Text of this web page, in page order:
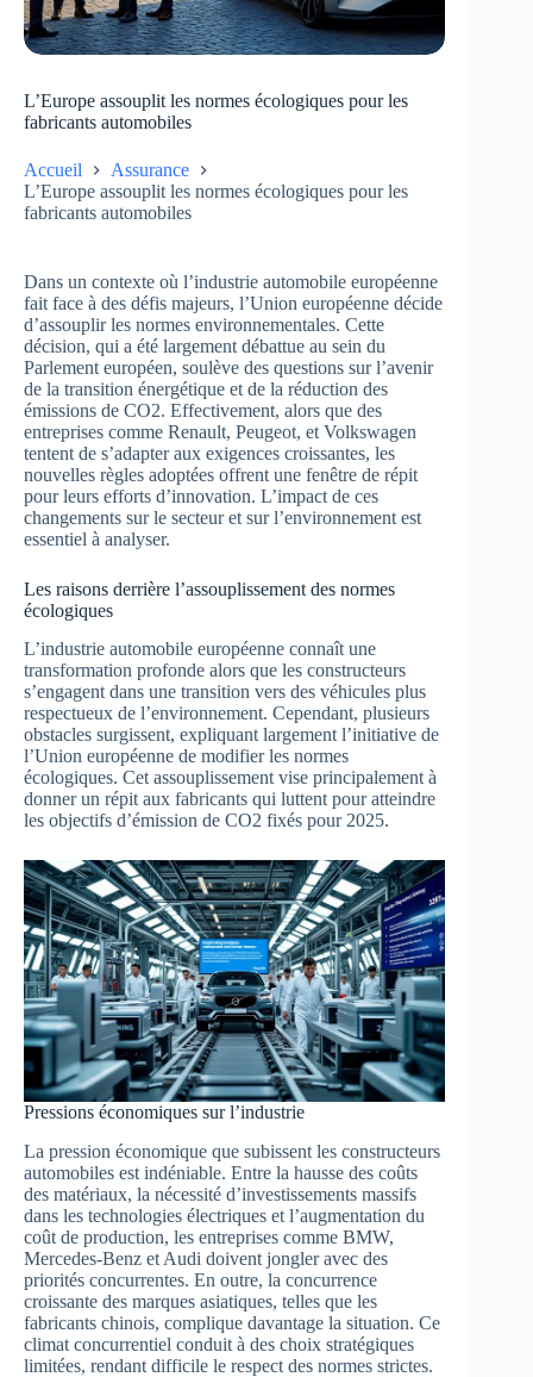
L’Europe assouplit les normes écologiques pour les
fabricants automobiles
Accueil
Assurance
L’Europe assouplit les normes écologiques pour les
fabricants automobiles
Dans un contexte où l’industrie automobile européenne
fait face à des défis majeurs, l’Union européenne décide
d’assouplir les normes environnementales. Cette
décision, qui a été largement débattue au sein du
Parlement européen, soulève des questions sur l’avenir
de la transition énergétique et de la réduction des
émissions de CO2. Effectivement, alors que des
entreprises comme Renault, Peugeot, et Volkswagen
tentent de s’adapter aux exigences croissantes, les
nouvelles règles adoptées offrent une fenêtre de répit
pour leurs efforts d’innovation. L’impact de ces
changements sur le secteur et sur l’environnement est
essentiel à analyser.
Les raisons derrière l’assouplissement des normes
écologiques
L’industrie automobile européenne connaît une
transformation profonde alors que les constructeurs
s’engagent dans une transition vers des véhicules plus
respectueux de l’environnement. Cependant, plusieurs
obstacles surgissent, expliquant largement l’initiative de
l’Union européenne de modifier les normes
écologiques. Cet assouplissement vise principalement à
donner un répit aux fabricants qui luttent pour atteindre
les objectifs d’émission de CO2 fixés pour 2025.
Pressions économiques sur l’industrie
La pression économique que subissent les constructeurs
automobiles est indéniable. Entre la hausse des coûts
des matériaux, la nécessité d’investissements massifs
dans les technologies électriques et l’augmentation du
coût de production, les entreprises comme BMW,
Mercedes-Benz et Audi doivent jongler avec des
priorités concurrentes. En outre, la concurrence
croissante des marques asiatiques, telles que les
fabricants chinois, complique davantage la situation. Ce
climat concurrentiel conduit à des choix stratégiques
limitées, rendant difficile le respect des normes strictes.